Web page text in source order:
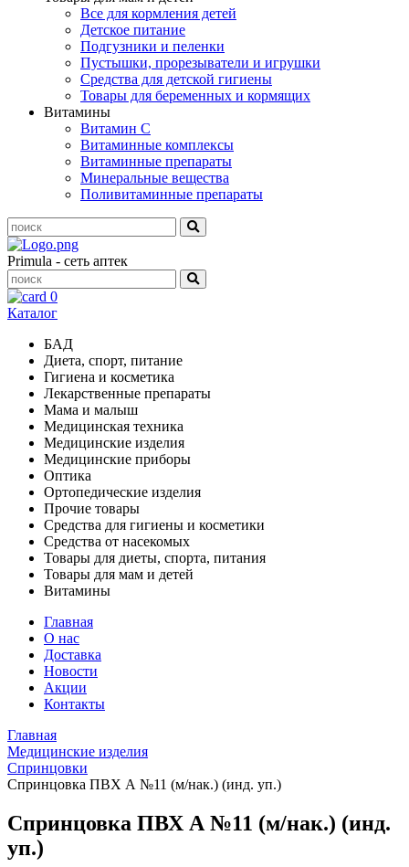
Все для кормления детей
Детское питание
Подгузники и пеленки
Пустышки, прорезыватели и игрушки
Средства для детской гигиены
Товары для беременных и кормящих
Витамины
Витамин С
Витаминные комплексы
Витаминные препараты
Минеральные вещества
Поливитаминные препараты
Primula - сеть аптек
0
Каталог
БАД
Диета, спорт, питание
Гигиена и косметика
Лекарственные препараты
Мама и малыш
Медицинская техника
Медицинские изделия
Медицинские приборы
Оптика
Ортопедические изделия
Прочие товары
Средства для гигиены и косметики
Средства от насекомых
Товары для диеты, спорта, питания
Товары для мам и детей
Витамины
Главная
О нас
Доставка
Новости
Акции
Контакты
Главная
Медицинские изделия
Спринцовки
Спринцовка ПВХ А №11 (м/нак.) (инд. уп.)
Спринцовка ПВХ А №11 (м/нак.) (инд.
уп.)